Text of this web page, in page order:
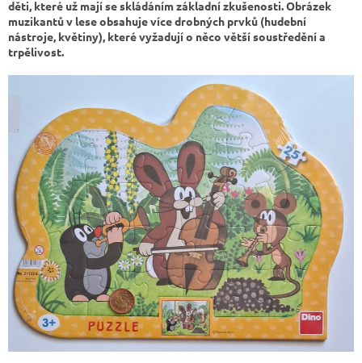
děti, které už mají se skládáním základní zkušenosti. Obrázek
muzikantů v lese obsahuje více drobných prvků (hudební
nástroje, květiny), které vyžadují o něco větší soustředění a
trpělivost.